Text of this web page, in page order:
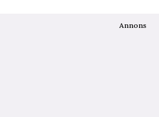
Annons